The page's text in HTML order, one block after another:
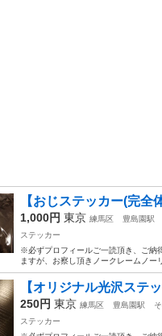
【おじステッカー(完
1,000円 東京 練馬区 豊島園駅
ステッカー
※必ずプロフィールご一読頂き、ご納
ますが、お察し頂きノークレームノー
【オリジナル光沢ステ
250円 東京 練馬区 豊島園駅
ステッカー